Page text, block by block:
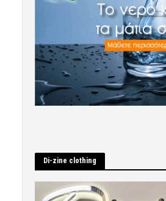
Di-zine clothing